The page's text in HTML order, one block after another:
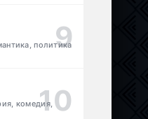
политика
комедия,